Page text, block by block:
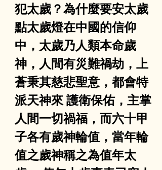
犯太歲？為什麼要安太歲
點太歲燈在中國的信仰
中，太歲乃人類本命歲
神，人間有災難禍劫，上
蒼秉其慈悲聖意，都會特
派天神來 護衛保佑，主掌
人間一切禍福，而六十甲
子各有歲神輪值，當年輪
值之歲神稱之為值年太